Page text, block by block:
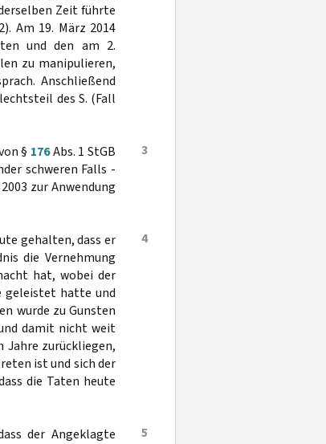
Zeit führte
Am 19. März 2014
und den am 2.
zu manipulieren,
Anschließend
des S. (Fall
3
§ 176Abs. 1 StGB
schweren Falls -
zur Anwendung
4
gehalten, dass er
die Vernehmung
hat, wobei der
geleistet hatte und
wurde zu Gunsten
damit nicht weit
zurückliegen,
ist und sich der
die Taten heute
5
der Angeklagte